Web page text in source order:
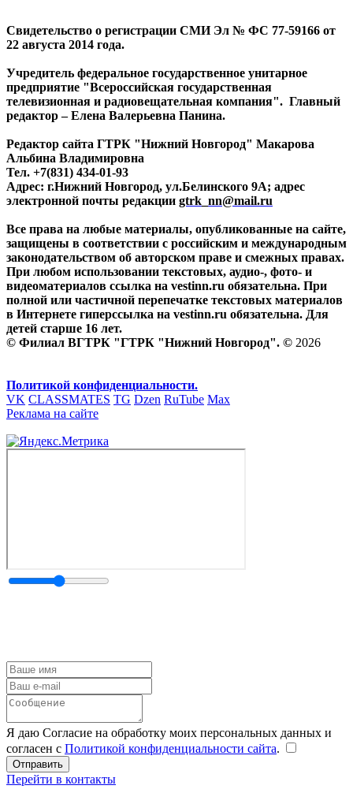
Свидетельство о регистрации СМИ Эл № ФС 77-59166 от
22 августа 2014 года.
Учредитель федеральное государственное унитарное
предприятие "Всероссийская государственная
телевизионная и радиовещательная компания". Главный
редактор – Елена Валерьевна Панина.
Редактор сайта ГТРК "Нижний Новгород" Макарова
Альбина Владимировна
Тел. +7(831) 434-01-93
Адрес: г.Нижний Новгород, ул.Белинского 9А; адрес
электронной почты редакции gtrk_nn@mail.ru
Все права на любые материалы, опубликованные на сайте,
защищены в соответствии с российским и международным
законодательством об авторском праве и смежных правах.
При любом использовании текстовых, аудио-, фото- и
видеоматериалов ссылка на vestinn.ru обязательна. При
полной или частичной перепечатке текстовых материалов
в Интернете гиперссылка на vestinn.ru обязательна. Для
детей старше 16 лет.
© Филиал ВГТРК "ГТРК "Нижний Новгород". © 2026
Политикой конфиденциальности.
VK CLASSMATES TG Dzen RuTube Max
Реклама на сайте
Я даю Согласие на обработку моих персональных данных и
согласен с Политикой конфиденциальности сайта.
Перейти в контакты